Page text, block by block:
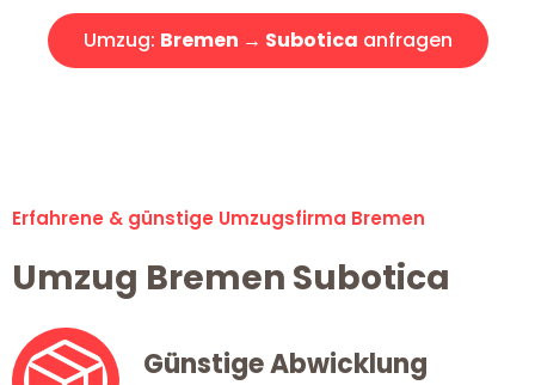
Umzug: Bremen → Subotica anfragen
Erfahrene & günstige Umzugsfirma Bremen
Umzug Bremen Subotica
Günstige Abwicklung